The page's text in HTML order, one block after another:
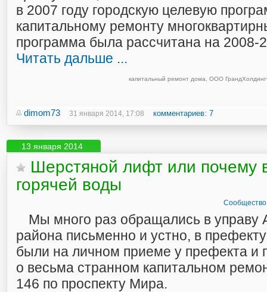
в 2007 году городскую целевую
капитальному ремонту
программа была рассчитана на 2008-
Читать дальше ...
капитальный ремонт дома ООО
dimom73 31 января 2014, 17:08 комментариев: 7
13 января 2014
Шерстяной лифт или почему
горячей воды
Мы много раз обращались в управу
района письменно и устно, в
были на личном приеме у префекта и
о весьма странном капитальном
146 по проспекту Мира.